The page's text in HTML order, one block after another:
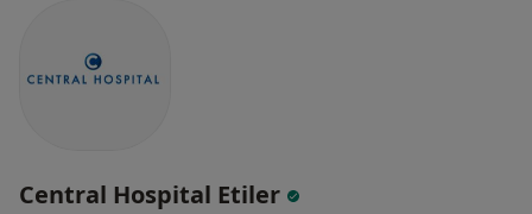
Central Hospital Etiler